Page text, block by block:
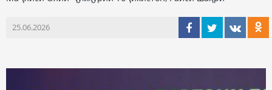
25.06.2026